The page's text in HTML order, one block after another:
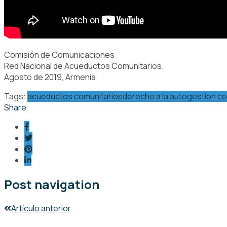
Comisión de Comunicaciones
Red Nacional de Acueductos Comunitarios.
Agosto de 2019, Armenia.
Tags: acueductos comunitariosderecho a la autogestión
Share
Post navigation
Artículo anterior